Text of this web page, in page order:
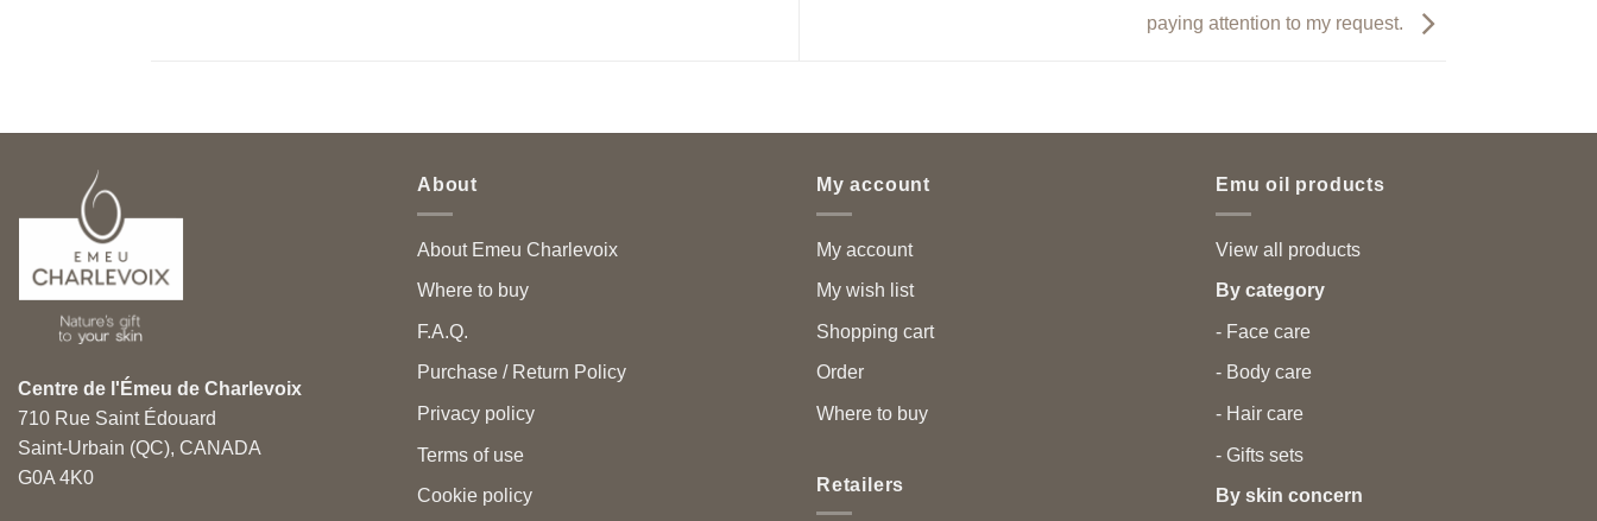
paying attention to my request.
Centre de l'Émeu de Charlevoix
710 Rue Saint Édouard
Saint-Urbain (QC), CANADA
G0A 4K0
About
About Emeu Charlevoix
Where to buy
F.A.Q.
Purchase / Return Policy
Privacy policy
Terms of use
Cookie policy
My account
My account
My wish list
Shopping cart
Order
Where to buy
Retailers
Emu oil products
View all products
By category
- Face care
- Body care
- Hair care
- Gifts sets
By skin concern